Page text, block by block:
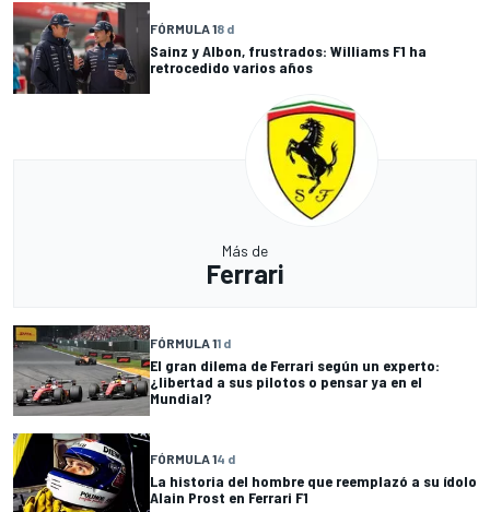
FÓRMULA 18 d
Sainz y Albon, frustrados: Williams F1 ha
retrocedido varios años
Más de
Ferrari
FÓRMULA 11 d
El gran dilema de Ferrari según un experto:
¿libertad a sus pilotos o pensar ya en el
Mundial?
FÓRMULA 14 d
La historia del hombre que reemplazó a su ídolo
Alain Prost en Ferrari F1